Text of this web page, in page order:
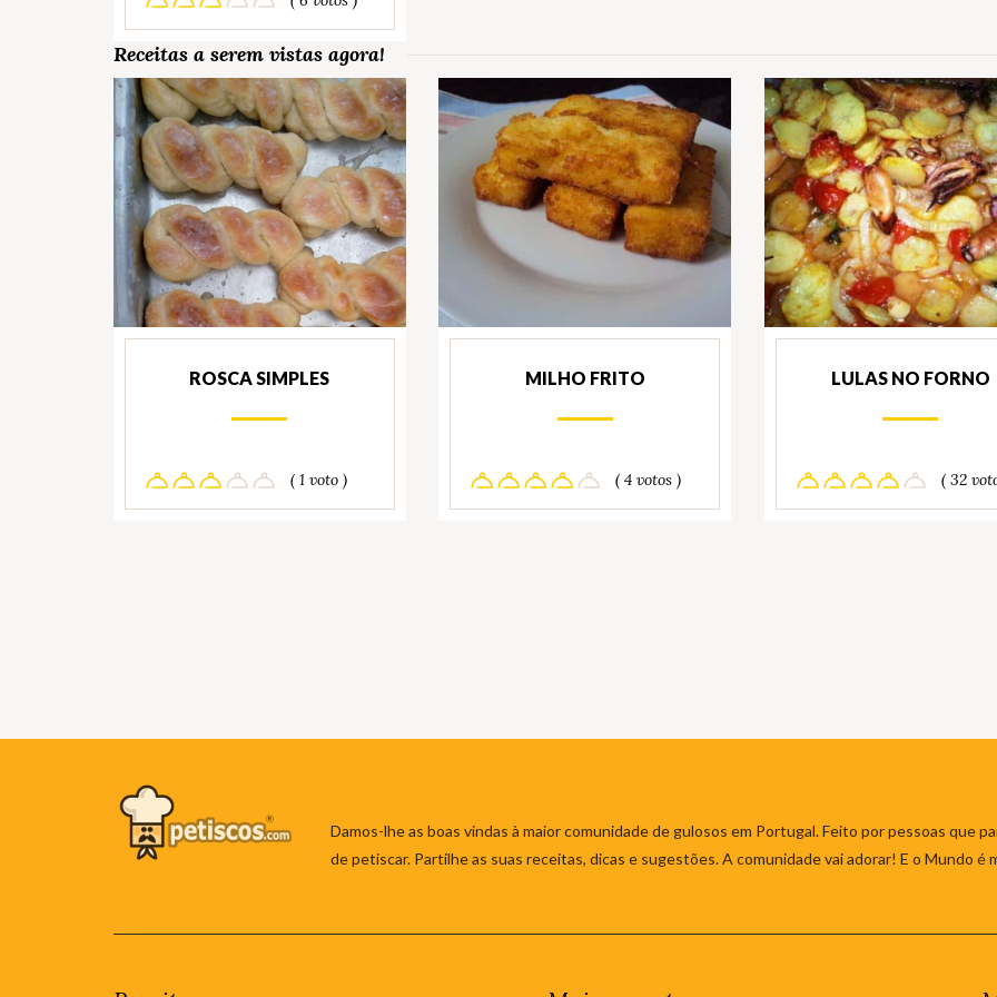
Receitas a serem vistas agora!
ROSCA SIMPLES
( 1 voto )
MILHO FRITO
( 4 votos )
LULAS NO FORNO
( 32
Damos-lhe as boas vindas à maior comunidade de gulosos em Portugal. Feito por pessoas que
de petiscar. Partilhe as suas receitas, dicas e sugestões. A comunidade vai adorar! E o Mundo é